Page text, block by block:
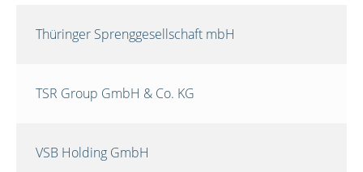
Thüringer Sprenggesellschaft mbH
TSR Group GmbH & Co. KG
VSB Holding GmbH